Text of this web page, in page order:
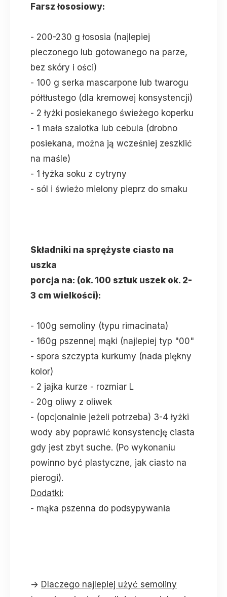
Farsz łososiowy:
- 200-230 g łososia (najlepiej
pieczonego lub gotowanego na parze,
bez skóry i ości)
- 100 g serka mascarpone lub twarogu
półtłustego (dla kremowej konsystencji)
- 2 łyżki posiekanego świeżego koperku
- 1 mała szalotka lub cebula (drobno
posiekana, można ją wcześniej zeszklić
na maśle)
- 1 łyżka soku z cytryny
- sól i świeżo mielony pieprz do smaku
Składniki na sprężyste ciasto na
uszka
porcja na: (ok. 100 sztuk uszek ok. 2-
3 cm wielkości):
- 100g semoliny (typu rimacinata)
- 160g pszennej mąki (najlepiej typ "00"
- spora szczypta kurkumy (nada piękny
kolor)
- 2 jajka kurze - rozmiar L
- 20g oliwy z oliwek
- (opcjonalnie jeżeli potrzeba) 3-4 łyżki
wody aby poprawić konsystencję ciasta
gdy jest zbyt suche. (Po wykonaniu
powinno być plastyczne, jak ciasto na
pierogi).
Dodatki:
- mąka pszenna do podsypywania
-> Dlaczego najlepiej użyć semoliny